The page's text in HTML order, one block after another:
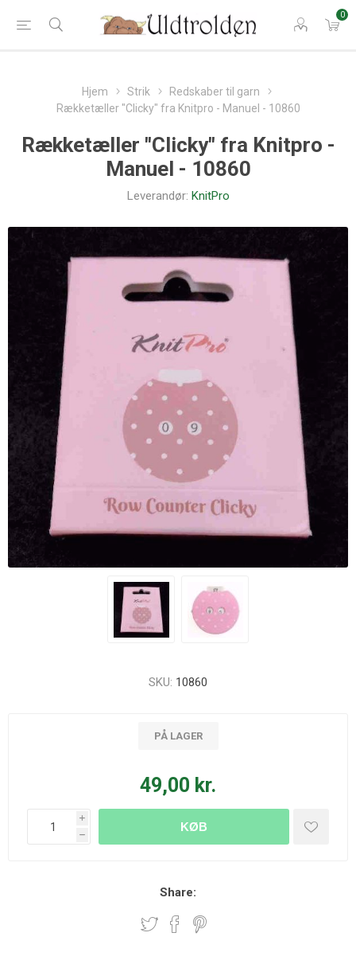
0
Hjem Strik
Redskaber til garn
Rækketæller "Clicky" fra Knitpro - Manuel - 10860
Rækketæller "Clicky" fra Knitpro -
Manuel - 10860
Leverandør: KnitPro
SKU: 10860
PÅ LAGER
49,00 kr.
i
h
KØB
Share: